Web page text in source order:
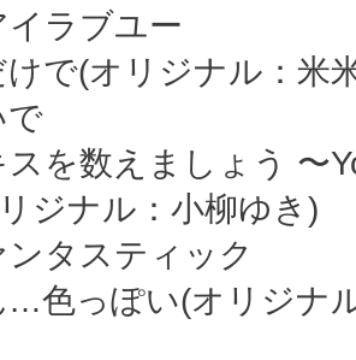
ラブユー
で(オリジナル：米
で
を数えましょう 〜
ジナル：小柳ゆき)
タスティック
…色っぽい(オリジナ